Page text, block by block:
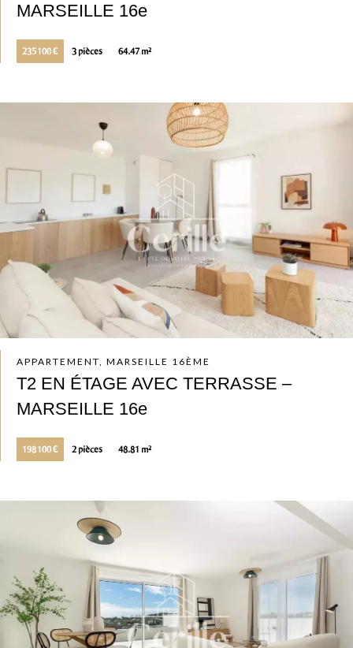
MARSEILLE 16e
235 100 € 3 pièces 64.47 m²
APPARTEMENT, MARSEILLE 16ÈME
T2 EN ÉTAGE AVEC TERRASSE –
MARSEILLE 16e
198 100 € 2 pièces 48.81 m²